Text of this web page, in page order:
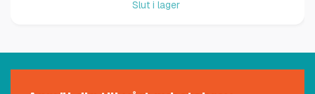
Slut i lager